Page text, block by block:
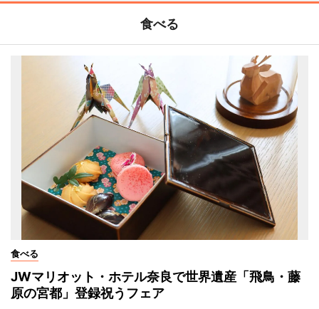
食べる
食べる
JWマリオット・ホテル奈良で世界遺産「飛鳥・藤
原の宮都」登録祝うフェア